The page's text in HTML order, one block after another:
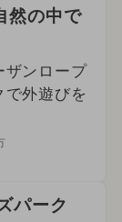
然の中で
ザンロープ
で外遊びを
パーク